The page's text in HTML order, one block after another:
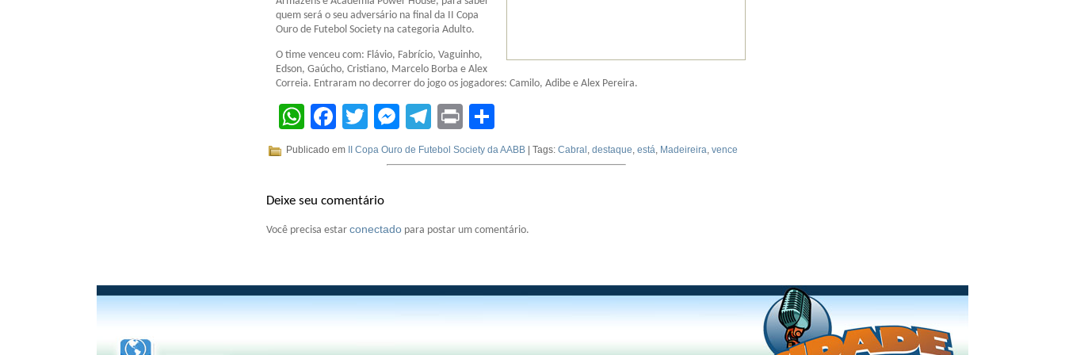
quem será o seu adversário na final da II Copa
Ouro de Futebol Society na categoria Adulto.
O time venceu com: Flávio, Fabrício, Vaguinho,
Edson, Gaúcho, Cristiano, Marcelo Borba e Alex
Correia. Entraram no decorrer do jogo os jogadores: Camilo, Adibe e Alex Pereira.
WhatsApp
Facebook
Twitter
Messenger
Telegram
Print
Publicado em II Copa Ouro de Futebol Society da AABB | Tags: Cabral destaque está Madeireira vence
Deixe seu comentário
Você precisa estar conectado para postar um comentário.